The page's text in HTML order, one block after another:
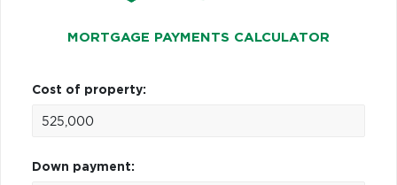
MORTGAGE PAYMENTS CALCULATOR
Cost of property:
Down payment: